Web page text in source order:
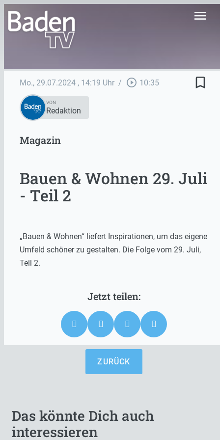
menu
Mo., 29.07.2024 , 14:19 Uhr / play_circle_outline 10:35 bookmark_border
VON
Redaktion
Magazin
Bauen & Wohnen 29. Juli
- Teil 2
„Bauen & Wohnen“ liefert Inspirationen, um das eigene
Umfeld schöner zu gestalten. Die Folge vom 29. Juli,
Teil 2.
ZURÜCK
Das könnte Dich auch
interessieren